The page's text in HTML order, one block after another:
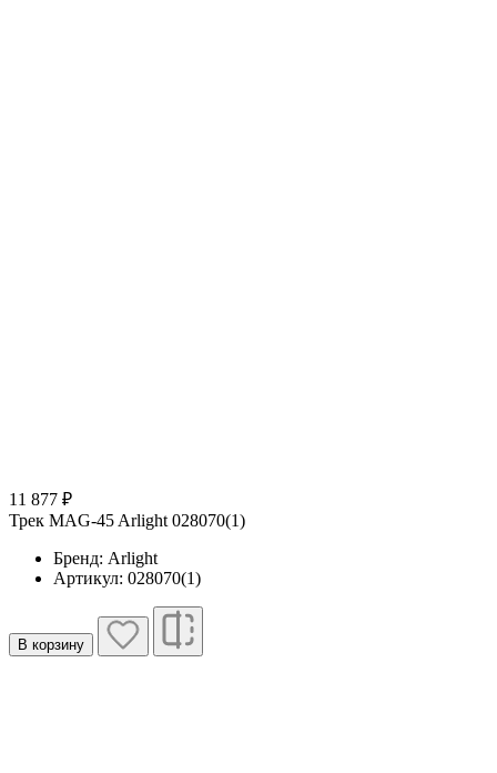
11 877 ₽
Трек MAG-45 Arlight 028070(1)
Бренд: Arlight
Артикул: 028070(1)
В корзину